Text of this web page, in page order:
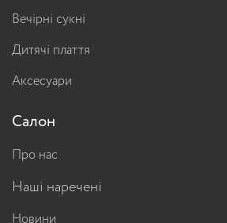
Вечірні сукні
Дитячі плаття
Аксесуари
Салон
Про нас
Наші наречені
Новини